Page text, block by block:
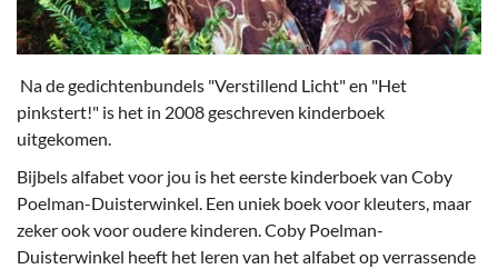
Na de gedichtenbundels "Verstillend Licht" en "Het
pinkstert!" is het in 2008 geschreven kinderboek
uitgekomen.
Bijbels alfabet voor jou is het eerste kinderboek van Coby
Poelman-Duisterwinkel. Een uniek boek voor kleuters, maar
zeker ook voor oudere kinderen. Coby Poelman-
Duisterwinkel heeft het leren van het alfabet op verrassende